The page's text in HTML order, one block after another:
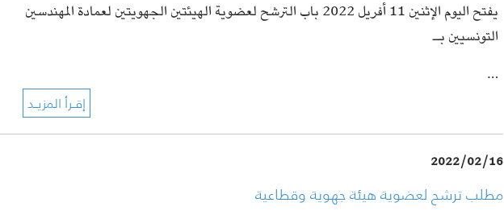
يفتح اليوم الإثنين 11 أفريل 2022 باب الترشح لعضوية الهيئتين الجهويتين لعمادة المهندسين
التونسيين بـ
…
2022/02/16
مطلب ترشح لعضوية هيئة جهوية وقطاعية